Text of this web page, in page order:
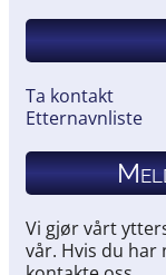
Ta kontakt
Etternavnliste
Vi gjør vårt
vår. Hvis du har